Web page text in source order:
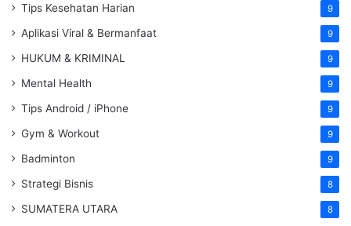
Tips Kesehatan Harian 9
Aplikasi Viral & Bermanfaat 9
HUKUM & KRIMINAL 9
Mental Health 9
Tips Android / iPhone 9
Gym & Workout 9
Badminton 9
Strategi Bisnis 8
SUMATERA UTARA 8